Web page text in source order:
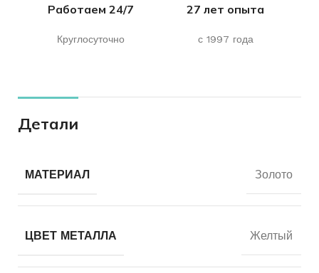
Работаем 24/7
Круглосуточно
27 лет опыта
с 1997 года
Детали
МАТЕРИАЛ Золото
ЦВЕТ МЕТАЛЛА Желтый